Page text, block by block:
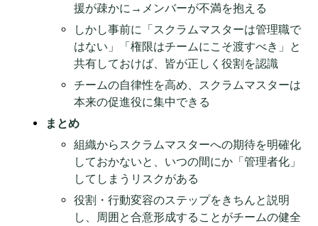
援が疎かに→メンバーが不満を抱える
しかし事前に「スクラムマスターは管理職で
はない」「権限はチームにこそ渡すべき」と
共有しておけば、皆が正しく役割を認識
チームの自律性を高め、スクラムマスターは
本来の促進役に集中できる
まとめ
組織からスクラムマスターへの期待を明確化
しておかないと、いつの間にか「管理者化」
してしまうリスクがある
役割・行動変容のステップをきちんと説明
し、周囲と合意形成することがチームの健全